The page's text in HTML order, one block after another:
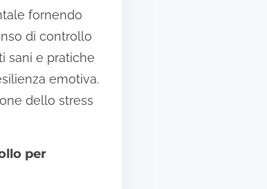
fornendo
di controllo
sani e pratiche
emotiva.
dello stress
per